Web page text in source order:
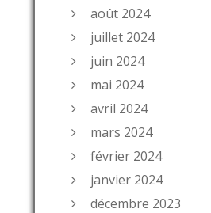
août 2024
juillet 2024
juin 2024
mai 2024
avril 2024
mars 2024
février 2024
janvier 2024
décembre 2023